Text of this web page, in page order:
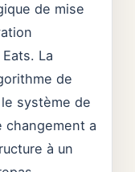
de mise
La
de
système de
changement a
à un